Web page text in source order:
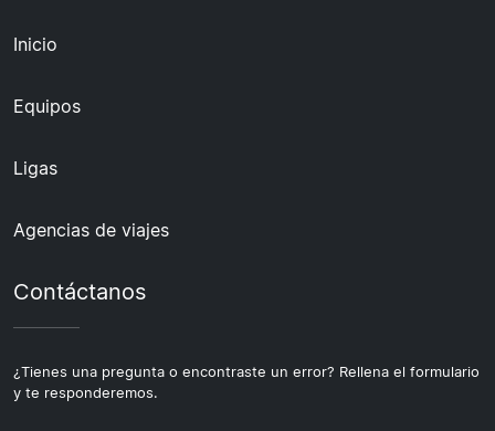
Inicio
Equipos
Ligas
Agencias de viajes
Contáctanos
¿Tienes una pregunta o encontraste un error? Rellena el formulario
y te responderemos.